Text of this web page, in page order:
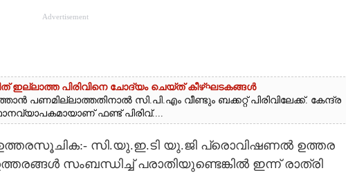
Advertisement
ഇല്ലാത്ത പിരിവിനെ ചോദ്യം ചെയ്ത് കീഴ്ഘടകങ്ങൾ
പണമില്ലാത്തതിനാൽ സി.പി.എം വീണ്ടും ബക്കറ്റ് പിരിവിലേക്ക്. കേന്ദ്ര
ഫണ്ട് പിരിവ്....
സി.യു.ഇ.ടി യു.ജി പ്രൊവിഷണൽ ഉത്തര
സംബന്ധിച്ച് പരാതിയുണ്ടെങ്കിൽ ഇന്ന് രാത്രി